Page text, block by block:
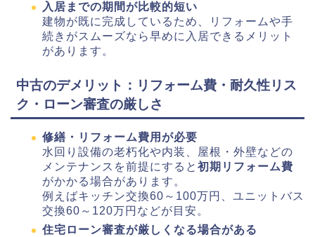
入居までの期間が比較的短い
建物が既に完成しているため、リフォームや手
続きがスムーズなら早めに入居できるメリット
があります。
中古のデメリット：リフォーム費・耐久性リス
ク・ローン審査の厳しさ
修繕・リフォーム費用が必要
水回り設備の老朽化や内装、屋根・外壁などの
メンテナンスを前提にすると 初期リフォーム費
がかかる場合があります。
例えばキッチン交換60～100万円、ユニットバス
交換60～120万円などが目安。
住宅ローン審査が厳しくなる場合がある